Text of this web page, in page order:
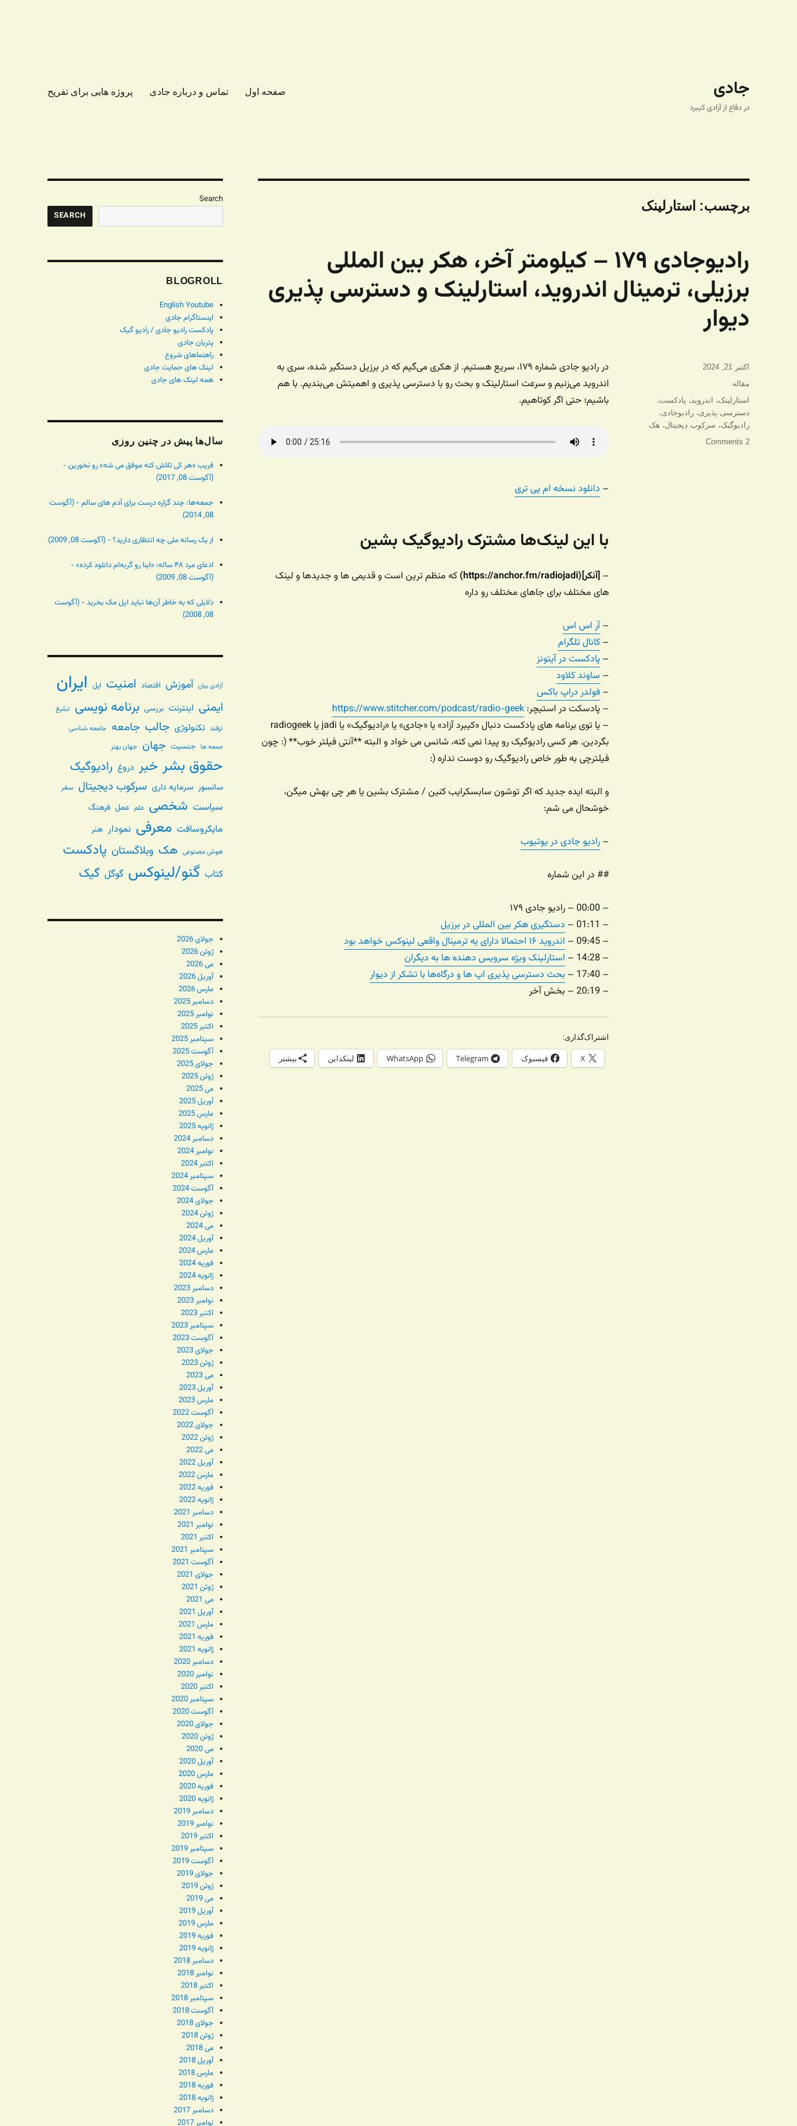
جادی
در دفاع از آزادی کیبرد
صفحه اول تماس و درباره جادی پروژه هایی برای تفریح
برچسب: استارلینک
رادیوجادی ۱۷۹ – کیلومتر آخر، هکر بین المللی
برزیلی، ترمینال اندروید، استارلینک و دسترسی پذیری
دیوار
در رادیو جادی شماره ۱۷۹، سریع هستیم. از هکری می‌گیم که در برزیل دستگیر شده، سری به
اندروید می‌زنیم و سرعت استارلینک و بحث رو با دسترسی پذیری و اهمیتش می‌بندیم. با هم
باشیم؛ حتی اگر کوتاهیم.
– دانلود نسخه ام پی تری
با این لینک‌ها مشترک رادیوگیک بشین
– [آنکر](https://anchor.fm/radiojadi)
که منظم ترین است و قدیمی ها و جدیدها و لینک
های مختلف برای جاهای مختلف رو داره
–آر اس اس
– کانال تلگرام
– پادکست در آیتونز
– ساوند کلاود
– فولدر دراپ باکس
– پادسکت در استیچر: https://www.stitcher.com/podcast/radio-geek
– یا توی برنامه های پادکست دنبال «کیبرد آزاد» یا «جادی» یا «رادیوگیک» یا jadi یا radiogeek
بگردین. هر کسی رادیوگیک رو پیدا نمی کنه، شانس می خواد و البته **آنتی فیلتر خوب** (: چون
فیلترچی به طور خاص رادیوگیک رو دوست نداره (:
و البته ایده جدید که اگر توشون سابسکرایب کنین / مشترک بشین یا هر چی بهش میگن،
خوشحال می شم:
– رادیو جادی در یوتیوب
## در این شماره
– 00:00 – رادیو جادی ۱۷۹
– 01:11 –
دستگیری هکر بین المللی در برزیل
– 09:45 –
اندروید ۱۶ احتمالا دارای یه ترمینال واقعی لینوکس خواهد بود
– 14:28 –
استارلینک ویژه سرویس دهنده ها به دیگران
– 17:40 –
بحث دسترسی پذیری اپ ها و درگاه‌ها با تشکر از دیوار
– 20:19 – بخش آخر
اشتراک‌گذاری:
X فیسبوک Telegram
WhatsApp لینکداین بیشتر
ارسال
شده
اکتبر 21, 2024
دسته‌ها
مقاله
برچسب‌ها
استارلینک، اندروید، پادکست،
دسترسی پذیری،رادیوجادی،
رادیوگیک، سرکوب دیجیتال، هک
2 Comments
Search
SEARCH
BLOGROLL
English Youtube
اینستاگرام جادی
پادکست رادیو جادی / رادیو گیک
پتریان جادی
راهنماهای شروع
لینک های حمایت جادی
همه لینک های جادی
سال‌ها پیش در چنین روزی
فریب «هر کی تلاش کنه موفق می شه» رو نخورین -
(آگوست 08, 2017)
جمعه‌ها: چند گزاره درست برای آدم های سالم - (آگوست
08, 2014)
از یک رسانه ملی چه انتظاری دارید؟ - (آگوست 08, 2009)
ادعای مرد ۴۸ ساله: «اینا رو گربه‌ام دانلود کرده» -
(آگوست 08, 2009)
دلایلی که به خاطر آن‌ها نباید اپل مک بخرید - (آگوست
08, 2008)
آزادی بیان آموزش اقتصاد امنیت اپل ایران
ایمنی اینترنت بررسی برنامه نویسی تبلیغ
ترفند تکنولوژی جالب جامعه جامعه شناسی
جمعه ها جنسیت جهان جهان بهتر
حقوق بشر خبر دروغ رادیوگیک
سانسور سرمایه داری سرکوب دیجیتال سفر
سیاست شخصی علم عمل فرهنگ
مایکروسافت معرفی نمودار هنر
هوش مصنوعی هک وبلاگستان پادکست
کتاب گنو/لینوکس گوگل گیک
جولای 2026
ژوئن 2026
می 2026
آوریل 2026
مارس 2026
دسامبر 2025
نوامبر 2025
اکتبر 2025
سپتامبر 2025
آگوست 2025
جولای 2025
ژوئن 2025
می 2025
آوریل 2025
مارس 2025
ژانویه 2025
دسامبر 2024
نوامبر 2024
اکتبر 2024
سپتامبر 2024
آگوست 2024
جولای 2024
ژوئن 2024
می 2024
آوریل 2024
مارس 2024
فوریه 2024
ژانویه 2024
دسامبر 2023
نوامبر 2023
اکتبر 2023
سپتامبر 2023
آگوست 2023
جولای 2023
ژوئن 2023
می 2023
آوریل 2023
مارس 2023
آگوست 2022
جولای 2022
ژوئن 2022
می 2022
آوریل 2022
مارس 2022
فوریه 2022
ژانویه 2022
دسامبر 2021
نوامبر 2021
اکتبر 2021
سپتامبر 2021
آگوست 2021
جولای 2021
ژوئن 2021
می 2021
آوریل 2021
مارس 2021
فوریه 2021
ژانویه 2021
دسامبر 2020
نوامبر 2020
اکتبر 2020
سپتامبر 2020
آگوست 2020
جولای 2020
ژوئن 2020
می 2020
آوریل 2020
مارس 2020
فوریه 2020
ژانویه 2020
دسامبر 2019
نوامبر 2019
اکتبر 2019
سپتامبر 2019
آگوست 2019
جولای 2019
ژوئن 2019
می 2019
آوریل 2019
مارس 2019
فوریه 2019
ژانویه 2019
دسامبر 2018
نوامبر 2018
اکتبر 2018
سپتامبر 2018
آگوست 2018
جولای 2018
ژوئن 2018
می 2018
آوریل 2018
مارس 2018
فوریه 2018
ژانویه 2018
دسامبر 2017
نوامبر 2017